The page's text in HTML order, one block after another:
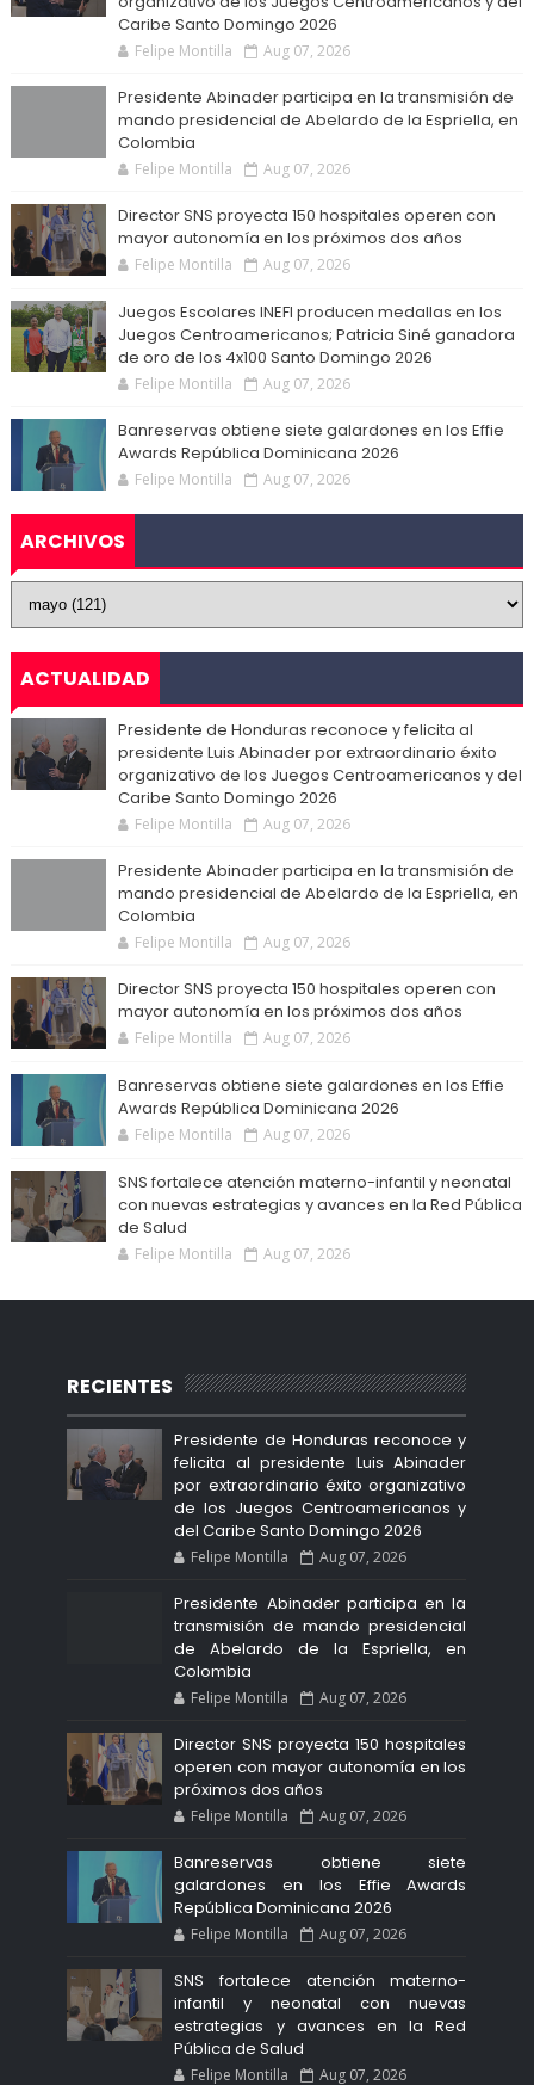
Caribe Santo Domingo 2026
Felipe Montilla Aug 07, 2026
Presidente Abinader participa en la transmisión de
mando presidencial de Abelardo de la Espriella, en
Colombia
Felipe Montilla Aug 07, 2026
Director SNS proyecta 150 hospitales operen con
mayor autonomía en los próximos dos años
Felipe Montilla Aug 07, 2026
Juegos Escolares INEFI producen medallas en los
Juegos Centroamericanos; Patricia Siné ganadora
de oro de los 4x100 Santo Domingo 2026
Felipe Montilla Aug 07, 2026
Banreservas obtiene siete galardones en los Effie
Awards República Dominicana 2026
Felipe Montilla Aug 07, 2026
ARCHIVOS
ACTUALIDAD
Presidente de Honduras reconoce y felicita al
presidente Luis Abinader por extraordinario éxito
organizativo de los Juegos Centroamericanos y del
Caribe Santo Domingo 2026
Felipe Montilla Aug 07, 2026
Presidente Abinader participa en la transmisión de
mando presidencial de Abelardo de la Espriella, en
Colombia
Felipe Montilla Aug 07, 2026
Director SNS proyecta 150 hospitales operen con
mayor autonomía en los próximos dos años
Felipe Montilla Aug 07, 2026
Banreservas obtiene siete galardones en los Effie
Awards República Dominicana 2026
Felipe Montilla Aug 07, 2026
SNS fortalece atención materno-infantil y neonatal
con nuevas estrategias y avances en la Red Pública
de Salud
Felipe Montilla Aug 07, 2026
RECIENTES
Presidente de Honduras reconoce y
felicita al presidente Luis Abinader
por extraordinario éxito organizativo
de los Juegos Centroamericanos y
del Caribe Santo Domingo 2026
Felipe Montilla Aug 07, 2026
Presidente Abinader participa en la
transmisión de mando presidencial
de Abelardo de la Espriella, en
Colombia
Felipe Montilla Aug 07, 2026
Director SNS proyecta 150 hospitales
operen con mayor autonomía en los
próximos dos años
Felipe Montilla Aug 07, 2026
Banreservas obtiene siete
galardones en los Effie Awards
República Dominicana 2026
Felipe Montilla Aug 07, 2026
SNS fortalece atención materno-
infantil y neonatal con nuevas
estrategias y avances en la Red
Pública de Salud
Felipe Montilla Aug 07, 2026